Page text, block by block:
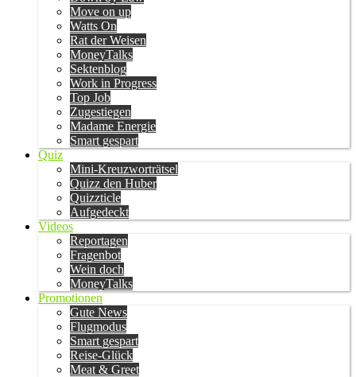
Move on up
Watts On
Rat der Weisen
MoneyTalks
Sektenblog
Work in Progress
Top Job
Zugestiegen
Madame Energie
Smart gespart
Quiz
Mini-Kreuzworträtsel
Quizz den Huber
Quizzticle
Aufgedeckt
Videos
Reportagen
Fragenbot
Wein doch
MoneyTalks
Promotionen
Gute News
Flugmodus
Smart gespart
Reise-Glück
Meat & Greet